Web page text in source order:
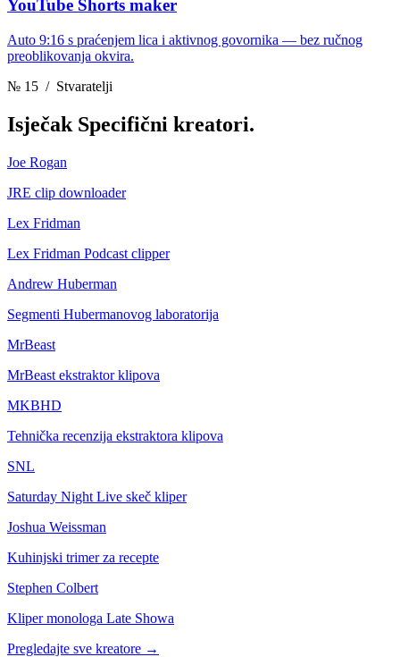
YouTube Shorts maker
Auto 9:16 s praćenjem lica i aktivnog govornika — bez ručnog
preoblikovanja okvira.
№ 15 / Stvaratelji
Isječak Specifični kreatori.
Joe Rogan
JRE clip downloader
Lex Fridman
Lex Fridman Podcast clipper
Andrew Huberman
Segmenti Hubermanovog laboratorija
MrBeast
MrBeast ekstraktor klipova
MKBHD
Tehnička recenzija ekstraktora klipova
SNL
Saturday Night Live skeč kliper
Joshua Weissman
Kuhinjski trimer za recepte
Stephen Colbert
Kliper monologa Late Showa
Pregledajte sve kreatore →